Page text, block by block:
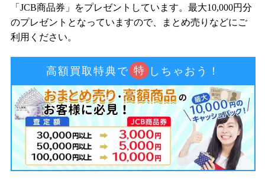
「JCB商品券」をプレゼントしています。最大10,000円分
のプレゼントとなっていますので、まとめ売りなどにご
利用ください。
高額買取特典で 特 しちゃおう！